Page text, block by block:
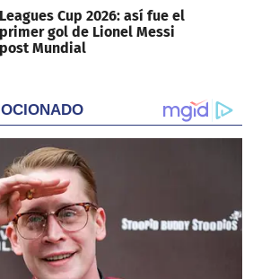
Leagues Cup 2026: así fue el
primer gol de Lionel Messi
post Mundial